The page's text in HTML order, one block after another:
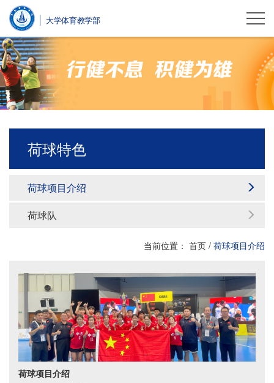
大学体育教学部
荷球特色
荷球项目介绍
荷球队
当前位置： 首页 / 荷球项目介绍
荷球项目介绍